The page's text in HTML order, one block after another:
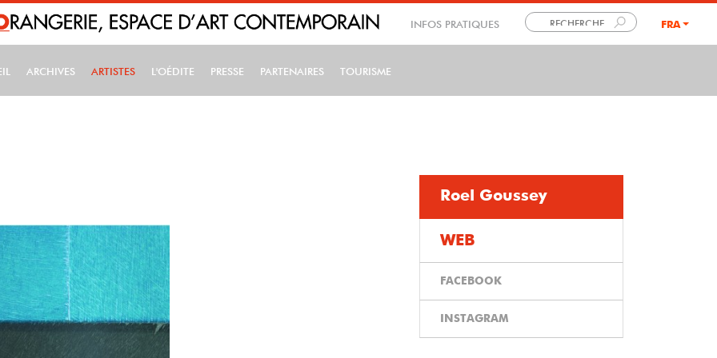
INFOS PRATIQUES FRA
NAVIGATION
ARCHIVES ARTISTES L'OÉDITE PRESSE PARTENAIRES TOURISME
Roel Goussey
WEB
FACEBOOK
INSTAGRAM